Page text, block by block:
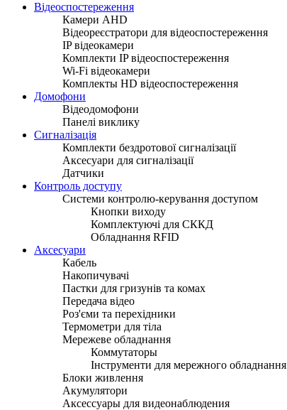
Відеоспостереження
Камери AHD
Відеореєстратори для відеоспостереження
IP відеокамери
Комплекти IP відеоспостереження
Wi-Fi відеокамери
Комплекты HD відеоспостереження
Домофони
Відеодомофони
Панелі виклику
Сигналізація
Комплекти бездротової сигналізації
Аксесуари для сигналізації
Датчики
Контроль доступу
Системи контролю-керування доступом
Кнопки виходу
Комплектуючі для СККД
Обладнання RFID
Аксесуари
Кабель
Накопичувачі
Пастки для гризунів та комах
Передача відео
Роз'єми та перехідники
Термометри для тіла
Мережеве обладнання
Коммутаторы
Інструменти для мережного обладнання
Блоки живлення
Акумулятори
Аксессуары для видеонаблюдения